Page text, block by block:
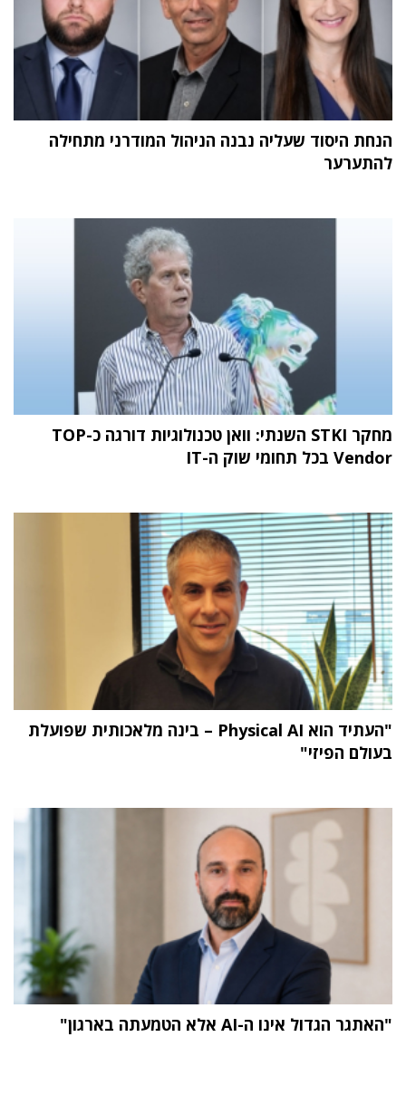
הנחת היסוד שעליה נבנה הניהול המודרני מתחילה
להתערער
מחקר STKI השנתי: וואן טכנולוגיות דורגה כ-TOP
Vendor בכל תחומי שוק ה-IT
"העתיד הוא Physical AI – בינה מלאכותית שפועלת
בעולם הפיזי"
"האתגר הגדול אינו ה-AI אלא הטמעתה בארגון"